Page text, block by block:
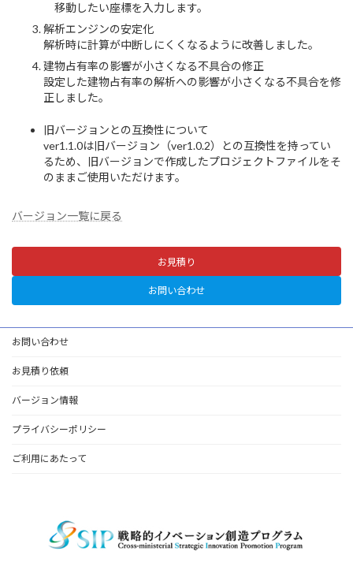
移動したい座標を入力します。
解析エンジンの安定化
解析時に計算が中断しにくくなるように改善しました。
建物占有率の影響が小さくなる不具合の修正
設定した建物占有率の解析への影響が小さくなる不具合を修
正しました。
旧バージョンとの互換性について
ver1.1.0は旧バージョン（ver1.0.2）との互換性を持ってい
るため、旧バージョンで作成したプロジェクトファイルをそ
のままご使用いただけます。
バージョン一覧に戻る
お見積り
お問い合わせ
お問い合わせ
お見積り依頼
バージョン情報
プライバシーポリシー
ご利用にあたって